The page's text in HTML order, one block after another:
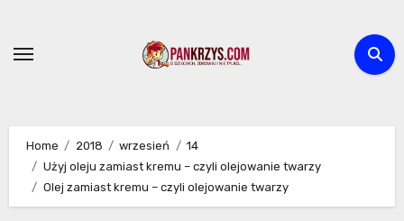
content
Home 2018 wrzesień
14
Użyj oleju zamiast kremu – czyli olejowanie twarzy
Olej zamiast kremu – czyli olejowanie twarzy